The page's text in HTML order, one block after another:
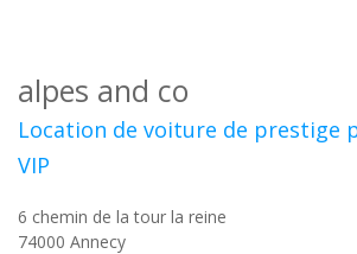
alpes and co
Location de voiture de prestige
VIP
6 chemin de la tour la reine
74000 Annecy